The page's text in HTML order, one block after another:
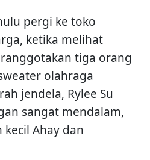
pergi ke toko
ketika melihat
tiga orang
olahraga
jendela, Rylee Su
sangat mendalam,
Ahay dan